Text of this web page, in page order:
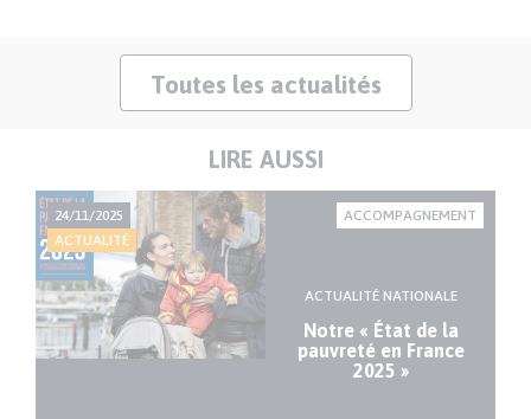
Toutes les actualités
LIRE AUSSI
24/11/2025
ACTUALITÉ
ACCOMPAGNEMENT
ACTUALITÉ NATIONALE
Notre « État de la
pauvreté en France
2025 »